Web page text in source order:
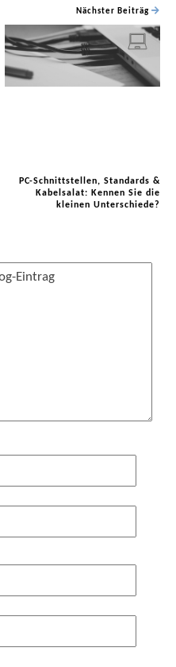
Nächster Beiträg
PC-Schnittstellen, Standards &
Kabelsalat: Kennen Sie die
kleinen Unterschiede?